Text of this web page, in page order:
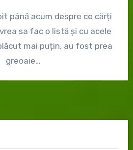
până acum despre ce cărți
sa fac o listă și cu acele
mai puțin, au fost prea
greoaie…